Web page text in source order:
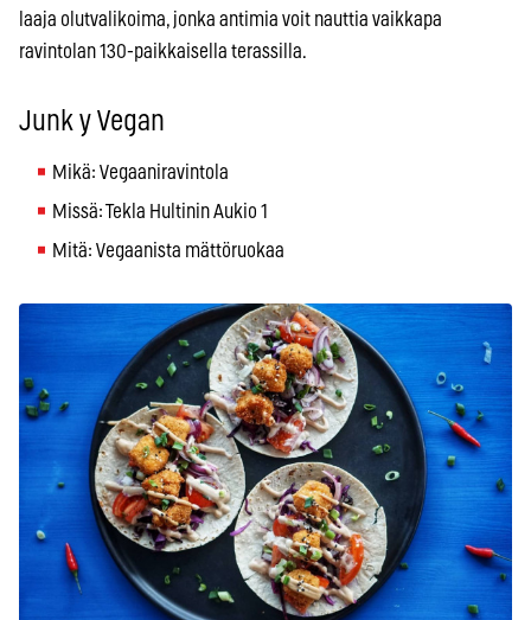
laaja olutvalikoima, jonka antimia voit nauttia vaikkapa
ravintolan 130-paikkaisella terassilla.
Junk y Vegan
Mikä: Vegaaniravintola
Missä: Tekla Hultinin Aukio 1
Mitä: Vegaanista mättöruokaa